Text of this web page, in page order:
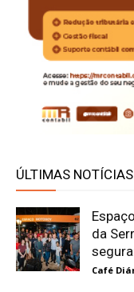
ÚLTIMAS NOTÍCIAS
da
Café